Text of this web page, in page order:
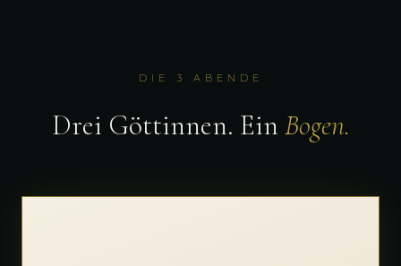
DIE 3 ABENDE
Drei Göttinnen. Ein Bogen.